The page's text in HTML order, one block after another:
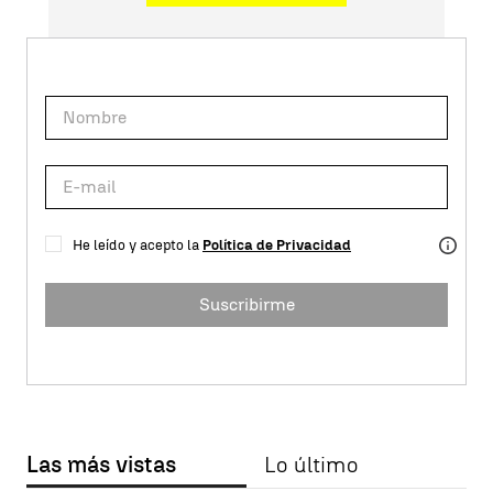
He leído y acepto la Política de Privacidad
Suscribirme
Las más vistas Lo último